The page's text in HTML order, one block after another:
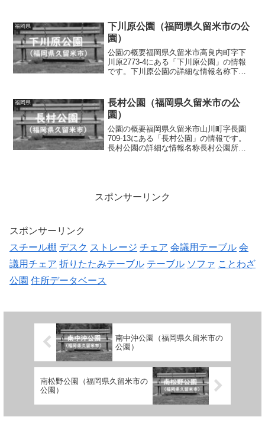
市城島町西青木747-4面積情報なし種別街
区公園施設・...
福岡県
下川原公園（福岡県久留米市の公
園）
公園の概要福岡県久留米市高良内町字下
川原2773-4にある「下川原公園」の情報
です。下川原公園の詳細な情報名称下川
施設・遊具スプリング遊具、シーソー、
ベンチトイレ...
福岡県
長村公園（福岡県久留米市の公
園）
公園の概要福岡県久留米市山川町字長園
709-13にある「長村公園」の情報です。
長村公園の詳細な情報名称長村公園所在
スポンサーリンク
スポンサーリンク
スチール棚 デスク ストレージ チェア 会議用テーブル 会
議用チェア 折りたたみテーブル テーブル ソファ ことわざ
公園 住所データベース
南中沖公園（福岡県久留米市の
公園）
南松野公園（福岡県久留米市の
公園）